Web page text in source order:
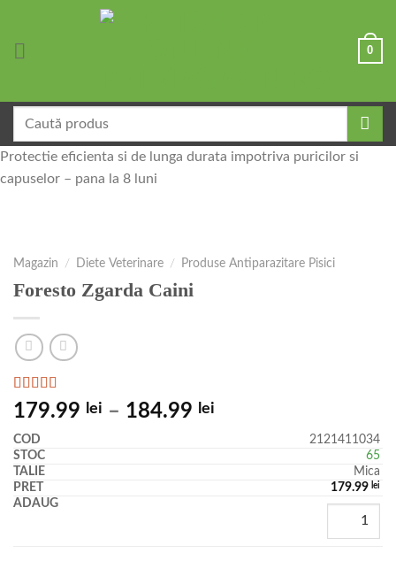
0
după:
Protectie eficienta si de lunga durata impotriva puricilor si
capuselor – pana la 8 luni
Magazin / Diete Veterinare / Produse Antiparazitare Pisici
Foresto Zgarda Caini
Evaluat la
5.00 din 5
pe baza unei
singure
evaluări
179.99 lei – 184.99 lei
2121411034
65
Mica
179.99 lei